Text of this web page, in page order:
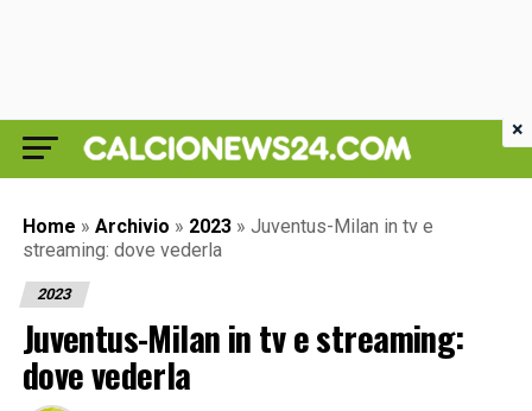
Home » Archivio » 2023 » Juventus-Milan in tv e
streaming: dove vederla
2023
Juventus-Milan in tv e streaming:
dove vederla
×